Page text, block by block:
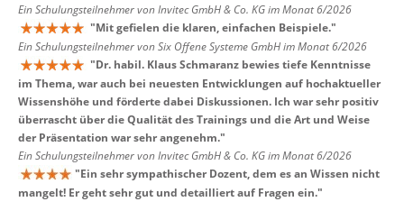
Ein Schulungsteilnehmer von Invitec GmbH & Co. KG im Monat 6/2026
"Mit gefielen die klaren, einfachen Beispiele."
Ein Schulungsteilnehmer von Six Offene Systeme GmbH im Monat 6/2026
"Dr. habil. Klaus Schmaranz bewies tiefe Kenntnisse
im Thema, war auch bei neuesten Entwicklungen auf hochaktueller
Wissenshöhe und förderte dabei Diskussionen. Ich war sehr positiv
überrascht über die Qualität des Trainings und die Art und Weise
der Präsentation war sehr angenehm."
Ein Schulungsteilnehmer von Invitec GmbH & Co. KG im Monat 6/2026
"Ein sehr sympathischer Dozent, dem es an Wissen nicht
mangelt! Er geht sehr gut und detailliert auf Fragen ein."